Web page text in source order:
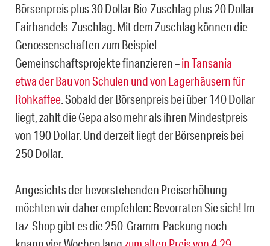
Börsenpreis plus 30 Dollar Bio-Zuschlag plus 20 Dollar
Fairhandels-Zuschlag. Mit dem Zuschlag können die
Genossenschaften zum Beispiel
Gemeinschaftsprojekte finanzieren –in Tansania
etwa der Bau von Schulen und von Lagerhäusern für
Rohkaffee. Sobald der Börsenpreis bei über 140 Dollar
liegt, zahlt die Gepa also mehr als ihren Mindestpreis
von 190 Dollar. Und derzeit liegt der Börsenpreis bei
250 Dollar.
Angesichts der bevorstehenden Preiserhöhung
möchten wir daher empfehlen: Bevorraten Sie sich! Im
taz-Shop gibt es die 250-Gramm-Packung noch